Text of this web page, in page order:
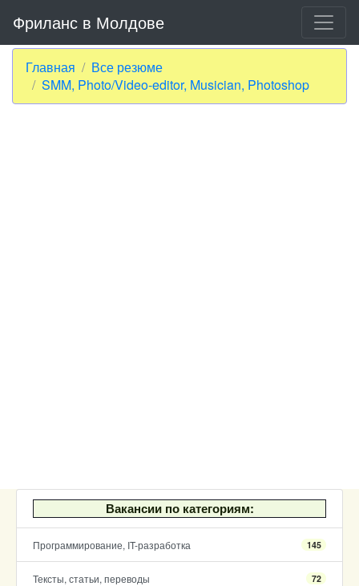
Фриланс в Молдове
Главная
Все резюме
SMM, Photo/Video-editor, Musician, Photoshop
Вакансии по категориям:
Программирование, IT-разработка 145
Тексты, статьи, переводы 72